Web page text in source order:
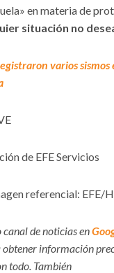
en materia de
situación no
varios
de EFE Servicios
referencial: EFE/
de noticias en
obtener información
todo. También